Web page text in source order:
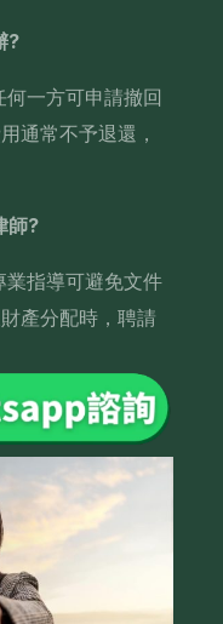
?
一方可申請撤回
通常不予退還，
師?
指導可避免文件
產分配時，聘請